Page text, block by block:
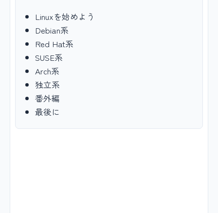
Linuxを始めよう
Debian系
Red Hat系
SUSE系
Arch系
独立系
番外編
最後に